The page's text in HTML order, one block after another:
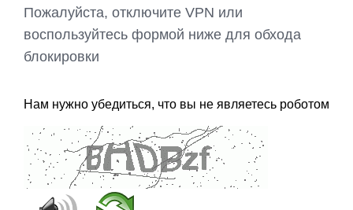
Пожалуйста, отключите VPN или
воспользуйтесь формой ниже для обхода
блокировки
Нам нужно убедиться, что вы не являетесь роботом